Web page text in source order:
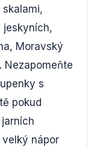
jeskyních,
Moravský
Nezapomeňte
s
pokud
nápor